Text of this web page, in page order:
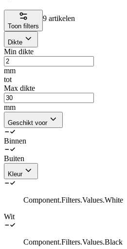
Toon filters
9 artikelen
Dikte
Min dikte
mm
tot
Max dikte
mm
Geschikt voor
Binnen
Buiten
Kleur
Component.Filters.Values.White
Wit
Component.Filters.Values.Black